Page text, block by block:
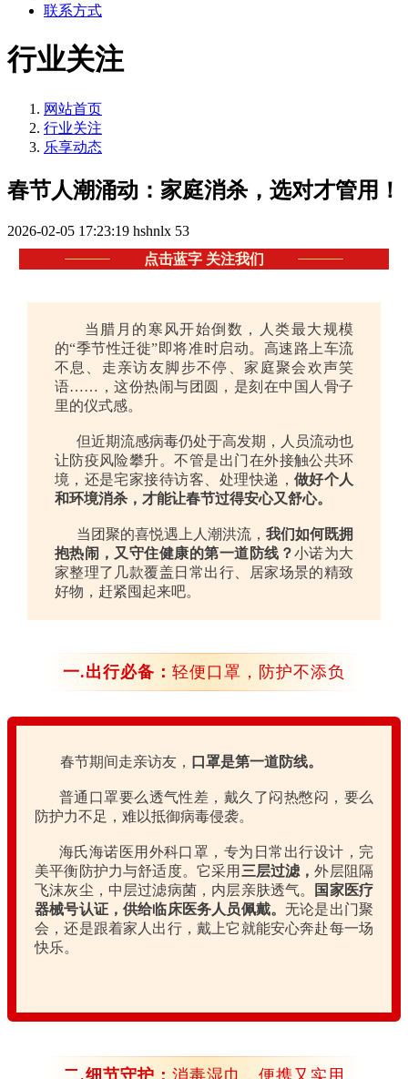
联系方式
行业关注
网站首页
行业关注
乐享动态
春节人潮涌动：家庭消杀，选对才管用！
2026-02-05 17:23:19 hshnlx 53
点击蓝字 关注我们
当腊月的寒风开始倒数，人类最大规模
的“季节性迁徙”即将准时启动。高速路上车流
不息、走亲访友脚步不停、家庭聚会欢声笑
语……，这份热闹与团圆，是刻在中国人骨子
里的仪式感。
但近期流感病毒仍处于高发期，人员流动也
让防疫风险攀升。不管是出门在外接触公共环
境，还是宅家接待访客、处理快递，做好个人
和环境消杀，才能让春节过得安心又舒心。
当团聚的喜悦遇上人潮洪流，我们如何既拥
抱热闹，又守住健康的第一道防线？小诺为大
家整理了几款覆盖日常出行、居家场景的精致
好物，赶紧囤起来吧。
一.出行必备： 轻便口罩，防护不添负
春节期间走亲访友， 口罩是第一道防线。
普通口罩要么透气性差，戴久了闷热憋闷，要么
防护力不足，难以抵御病毒侵袭。
海氏海诺医用外科口罩，专为日常出行设计，完
美平衡防护力与舒适度。它采用 三层过滤，外层阻隔
飞沫灰尘，中层过滤病菌，内层亲肤透气。
国家医疗
器械号认证，供给临床医务人员佩戴。无论是出门聚
会，还是跟着家人出行，戴上它就能安心奔赴每一场
快乐。
二.细节守护： 消毒湿巾，便携又实用